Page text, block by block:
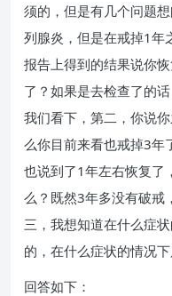
须的，但是有几个问题
列腺炎，但是在戒掉1年
报告上得到的结果说你
了？如果是去检查了的
我们看下，第二，你说
么你目前来看也戒掉3年
也说到了1年左右恢复了
么？既然3年多没有破戒
三，我想知道在什么症
的，在什么症状的情况
回答如下：